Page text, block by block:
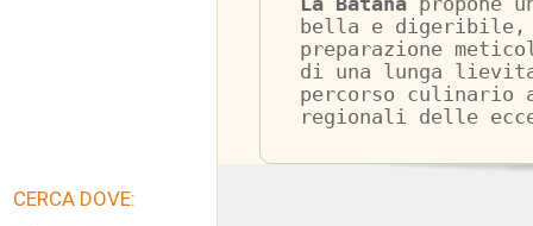
bella e
preparazione
di una lunga
percorso
regionali delle
CERCA DOVE: